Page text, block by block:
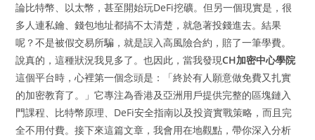
論比特幣、以太幣，甚至開始玩DeFi挖礦。但另一個現實是，很
多人連私鑰、錢包地址都搞不太清楚，就急著投錢進去。結果
呢？不是被假交易所騙，就是誤入高風險合約，賠了一筆學費。
說真的，這種狀況我見多了。也因此，當我發現CH加密中心學院
這個平台時，心裡第一個念頭是：「終於有人願意做免費又扎實
的加密教育了。」它專注為香港及亞洲用戶提供完整的區塊鏈入
門課程、比特幣原理、DeFi安全指南以及投資實戰策略，而且完
全不用付費。接下來這篇文章，我會用在地觀點，帶你深入分析